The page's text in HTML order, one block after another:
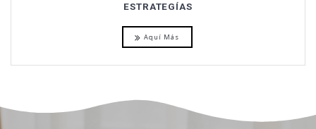
ESTRATEGÍAS
Aquí Más